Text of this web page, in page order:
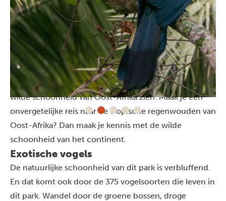
Het is een paradijs in het hart van Oeganda.
Verscholen in de groene bossen vind je allerlei
bijzondere diersoorten. Dit nationale park laat je de
wilde schoonheid van Oost-Afrika zien. Maak je een
onvergetelijke reis naar de tropische regenwouden van
Oost-Afrika? Dan maak je kennis met de wilde
schoonheid van het continent.
Exotische vogels
De natuurlijke schoonheid van dit park is verbluffend.
En dat komt ook door de 375 vogelsoorten die leven in
dit park. Wandel door de groene bossen, droge